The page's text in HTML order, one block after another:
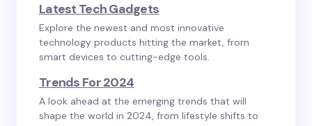
Latest Tech Gadgets
Explore the newest and most innovative
technology products hitting the market, from
smart devices to cutting-edge tools.
Trends For 2024
A look ahead at the emerging trends that will
shape the world in 2024, from lifestyle shifts to